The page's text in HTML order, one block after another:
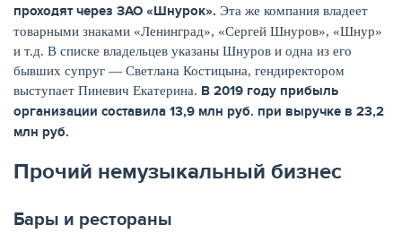
проходят через ЗАО «Шнурок». Эта же компания владеет
товарными знаками «Ленинград», «Сергей Шнуров», «Шнур»
и т.д. В списке владельцев указаны Шнуров и одна из его
бывших супруг — Светлана Костицына, гендиректором
выступает Пиневич Екатерина. В 2019 году прибыль
организации составила 13,9 млн руб. при выручке в 23,2
млн руб.
Прочий немузыкальный бизнес
Бары и рестораны